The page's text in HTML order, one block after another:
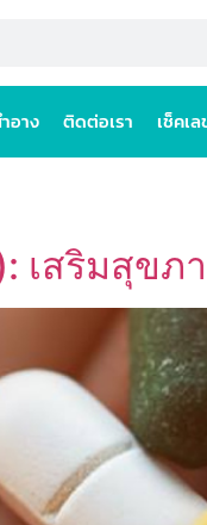
อาง ติดต่อเรา เช็คเ
สริมสุขภ